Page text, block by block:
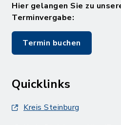
Hier gelangen Sie zu
Terminvergabe:
Termin buchen
Quicklinks
Kreis Steinburg